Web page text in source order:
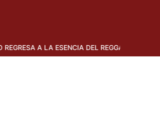
DEL REGGAETÓN CLÁSICO CON
Últimas noticias
de música y